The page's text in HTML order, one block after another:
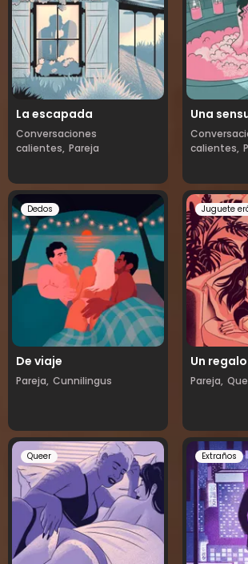
La escapada
Conversaciones
calientes, Pareja
Una
calientes,
De viaje
Dedos
Pareja, Cunnilingus
Un
Juguete
Pareja,
Queer Extraños